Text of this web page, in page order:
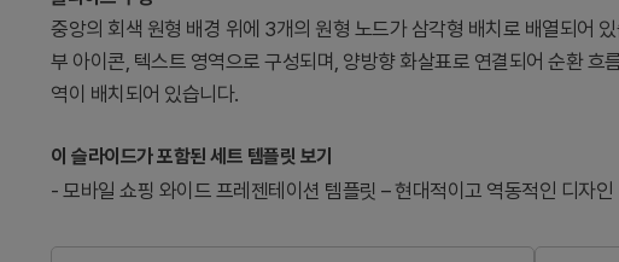
중앙의 회색 원형 배경 위에 3개의 원형 노드가 삼각형 배치로 배열되어
부 아이콘, 텍스트 영역으로 구성되며, 양방향 화살표로 연결되어 순환 흐
역이 배치되어 있습니다.
이 슬라이드가 포함된 세트 템플릿 보기
- 모바일 쇼핑 와이드 프레젠테이션 템플릿 – 현대적이고 역동적인 디자인